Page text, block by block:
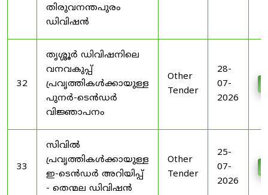
തിരുവനന്തപുരം
ഡിവിഷൻ
32
തൃശ്ശൂർ ഡിവിഷനിലെ
വനവകുപ്പ്
പ്രവൃത്തികൾക്കായുള്ള
പുനർ-ടെൻഡർ
വിജ്ഞാപനം
Other
Tender
28-
07-
2026
33
സിവിൽ
പ്രവൃത്തികൾക്കായുള്ള
ഇ-ടെൻഡർ അറിയിപ്പ്
- തെന്മല ഡിവിഷൻ
Other
Tender
25-
07-
2026